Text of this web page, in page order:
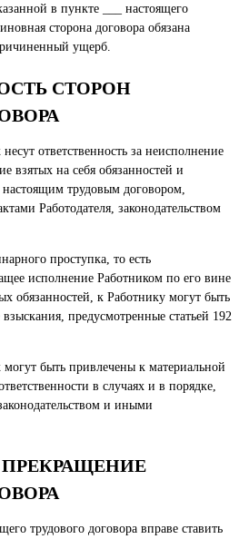
в пункте ___ настоящего
сторона договора обязана
ущерб.
СТОРОН
ответственность за неисполнение
взятых на себя обязанностей и
настоящим трудовым договором,
Работодателя, законодательством
проступка, то есть
исполнение Работником по его вине
обязанностей, к Работнику могут быть
предусмотренные статьей 192
могут быть привлечены к материальной
в случаях и в порядке,
и иными
трудового договора вправе ставить